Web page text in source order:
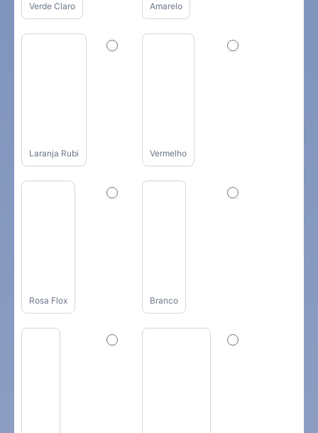
Verde Claro Amarelo
Laranja Rubi Vermelho
Rosa Flox Branco